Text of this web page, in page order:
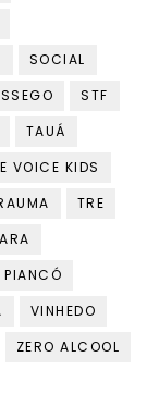
SOCIAL
STF
TAUÁ
VOICE KIDS
TRE
PIANCÓ
VINHEDO
ZERO ALCOOL